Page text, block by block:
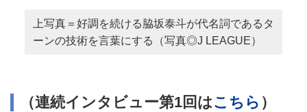
上写真＝好調を続ける脇坂泰斗が代名詞であるタ
ーンの技術を言葉にする（写真◎J LEAGUE）
（連続インタビュー第1回はこちら ）